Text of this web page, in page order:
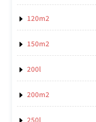
120m2
150m2
200l
200m2